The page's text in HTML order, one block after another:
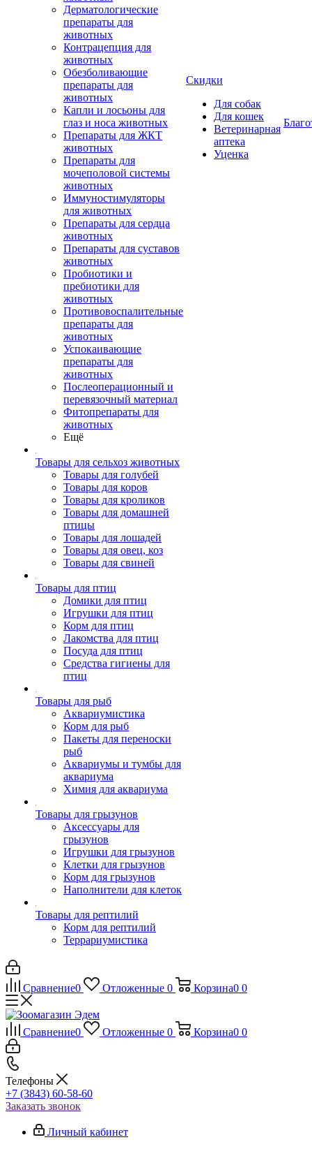
Дерматологические
препараты для
животных
Контрацепция для
животных
Обезболивающие
препараты для
животных
Капли и лосьоны для
глаз и носа животных
Препараты для ЖКТ
животных
Препараты для
мочеполовой системы
животных
Иммуностимуляторы
для животных
Препараты для сердца
животных
Препараты для суставов
животных
Пробиотики и
пребиотики для
животных
Противовоспалительные
препараты для
животных
Успокаивающие
препараты для
животных
Послеоперационный и
перевязочный материал
Фитопрепараты для
животных
Ещё
Товары для сельхоз животных
Товары для голубей
Товары для коров
Товары для кроликов
Товары для домашней
птицы
Товары для лошадей
Товары для овец, коз
Товары для свиней
Товары для птиц
Домики для птиц
Игрушки для птиц
Корм для птиц
Лакомства для птиц
Посуда для птиц
Средства гигиены для
птиц
Товары для рыб
Аквариумистика
Корм для рыб
Пакеты для переноски
рыб
Аквариумы и тумбы для
аквариума
Химия для аквариума
Товары для грызунов
Аксессуары для
грызунов
Игрушки для грызунов
Клетки для грызунов
Корм для грызунов
Наполнители для клеток
Товары для рептилий
Корм для рептилий
Террариумистика
Скидки
Для собак
Для кошек
Ветеринарная
аптека
Уценка
Сравнение0 Отложенные 0 Корзина0 0
Сравнение0 Отложенные 0 Корзина0 0
Телефоны
+7 (3843) 60-58-60
Заказать звонок
Личный кабинет